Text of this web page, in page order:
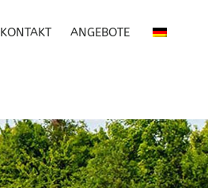
KONTAKT ANGEBOTE